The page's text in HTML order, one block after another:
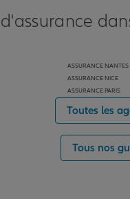
ASSURANCE NANTES
ASSURANCE NICE
ASSURANCE PARIS
Toutes les
Tous nos